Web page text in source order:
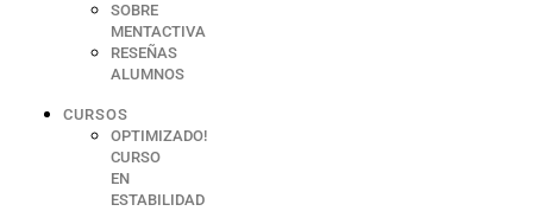
SOBRE
MENTACTIVA
RESEÑAS
ALUMNOS
CURSOS
OPTIMIZADO!
CURSO
EN
ESTABILIDAD